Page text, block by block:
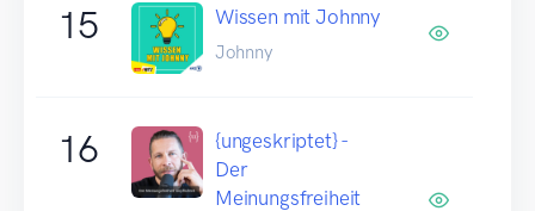
15 Wissen mit Johnny
Johnny
16
{ungeskriptet} -
Der
Meinungsfreiheit